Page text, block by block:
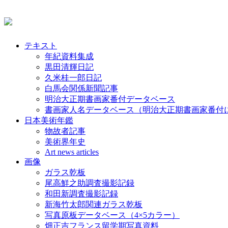
テキスト
年紀資料集成
黒田清輝日記
久米桂一郎日記
白馬会関係新聞記事
明治大正期書画家番付データベース
書画家人名データベース（明治大正期書画家番付
日本美術年鑑
物故者記事
美術界年史
Art news articles
画像
ガラス乾板
尾高鮮之助調査撮影記録
和田新調査撮影記録
新海竹太郎関連ガラス乾板
写真原板データベース（4×5カラー）
畑正吉フランス留学期写真資料